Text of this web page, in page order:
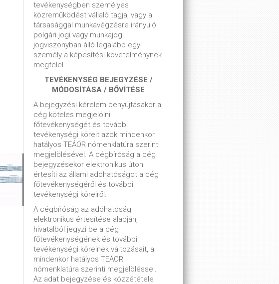
tevékenységben személyes
közreműködést vállaló tagja, vagy a
társasággal munkavégzésre irányuló
polgári jogi vagy munkajogi
jogviszonyban álló legalább egy
személy a képesítési követelménynek
megfelel.
TEVÉKENYSÉG BEJEGYZÉSE /
MÓDOSÍTÁSA / BŐVÍTÉSE
A bejegyzési kérelem benyújtásakor a
cég köteles megjelölni
főtevékenységét és további
tevékenységi köreit azok mindenkor
hatályos TEÁOR nómenklatúra szerinti
megjelölésével. A cégbíróság a cég
bejegyzésekor elektronikus úton
értesíti az állami adóhatóságot a cég
főtevékenységéről és további
tevékenységi köreiről.
A cégbíróság az adóhatóság
elektronikus értesítése alapján,
hivatalból jegyzi be a cég
főtevékenységének és további
tevékenységi köreinek változásait, a
mindenkor hatályos TEÁOR
nómenklatúra szerinti megjelöléssel.
Az adat bejegyzése és közzététele